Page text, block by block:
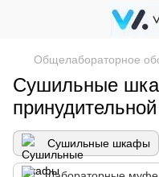
Общелабораторное
Сушильные
Сушильные шкафы